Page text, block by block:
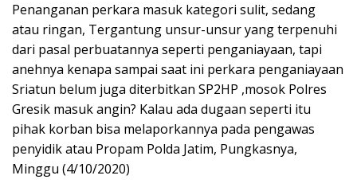
Penanganan perkara masuk kategori sulit, sedang
atau ringan, Tergantung unsur-unsur yang terpenuhi
dari pasal perbuatannya seperti penganiayaan, tapi
anehnya kenapa sampai saat ini perkara penganiayaan
Sriatun belum juga diterbitkan SP2HP ,mosok Polres
Gresik masuk angin? Kalau ada dugaan seperti itu
pihak korban bisa melaporkannya pada pengawas
penyidik atau Propam Polda Jatim, Pungkasnya,
Minggu (4/10/2020)